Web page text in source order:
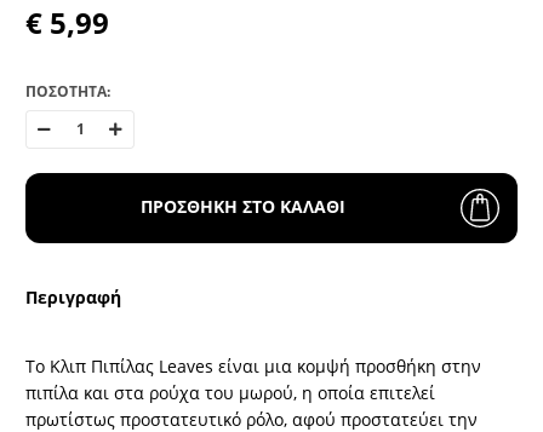
€ 5,99
ΠΟΣΟΤΗΤΑ:
ΠΡΟΣΘΗΚΗ ΣΤΟ ΚΑΛΑΘΙ
Περιγραφή
Το Κλιπ Πιπίλας Leaves είναι μια κομψή προσθήκη στην
πιπίλα και στα ρούχα του μωρού, η οποία επιτελεί
πρωτίστως προστατευτικό ρόλο, αφού προστατεύει την